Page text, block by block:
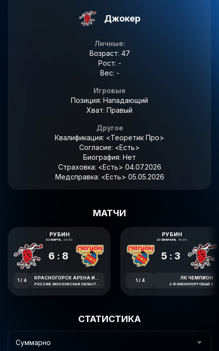
Джокер
Личные:
Возраст: 47
Рост: -
Вес: -
Игровые
Позиция: Нападающий
Хват: Правый
Другое
Квалификация: <Теоретик Про>
Согласие: <Есть>
Биография: Нет
Страховка: <Есть> 04.07.2026
Медсправка: <Есть> 05.05.2026
МАТЧИ
РУБИН
02 МАРТА, 20:30
6:8
1 / 4
РУБИН
23 ФЕВРАЛЯ, 19:30
5:3
1 / 4 ЛК ЧЕМПИОН
2-Й ЮЖНОПОРТОВЫЙ 2
СТАТИСТИКА
Суммарно